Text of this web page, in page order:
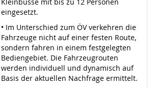
eingesetzt.
• Im Unterschied zum ÖV verkehren die
Fahrzeuge nicht auf einer festen Route,
sondern fahren in einem festgelegten
Bediengebiet. Die Fahrzeugrouten
werden individuell und dynamisch auf
Basis der aktuellen Nachfrage ermittelt.